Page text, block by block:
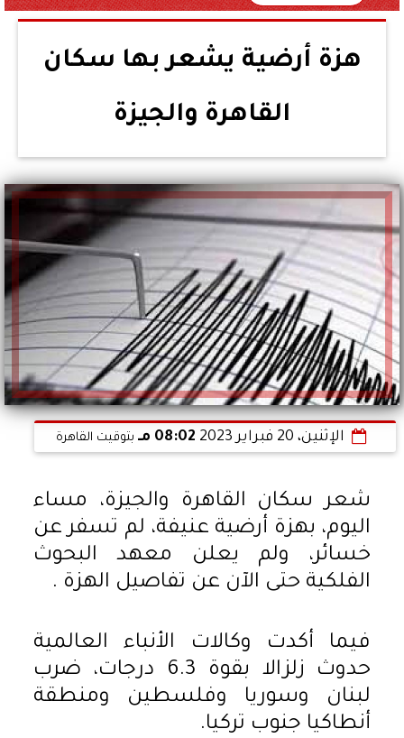
هزة أرضية يشعر بها سكان
القاهرة والجيزة
الإثنين، 20 فبراير 2023 08:02 مـ بتوقيت القاهرة
شعر سكان القاهرة والجيزة، مساء
اليوم، بهزة أرضية عنيفة، لم تسفر عن
خسائر، ولم يعلن معهد البحوث
الفلكية حتى الآن عن تفاصيل الهزة .
فيما أكدت وكالات الأنباء العالمية
حدوث زلزالا بقوة 6.3 درجات، ضرب
لبنان وسوريا وفلسطين ومنطقة
أنطاكيا جنوب تركيا.